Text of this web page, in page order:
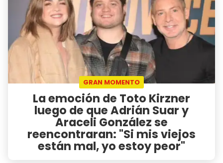
GRAN MOMENTO
La emoción de Toto Kirzner
luego de que Adrián Suar y
Araceli González se
reencontraran: "Si mis viejos
están mal, yo estoy peor"